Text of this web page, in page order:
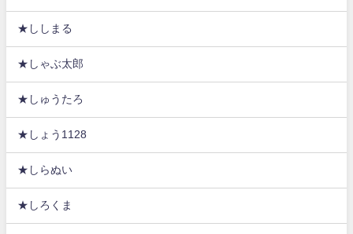
★ししまる
★しゃぶ太郎
★しゅうたろ
★しょう1128
★しらぬい
★しろくま